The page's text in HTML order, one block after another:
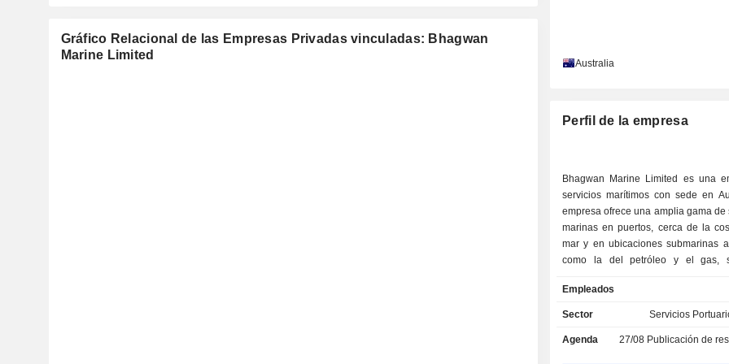
Gráfico Relacional de las Empresas Privadas vinculadas: Bhagwan
Marine Limited
Australia
Perfil de la empresa
Bhagwan Marine Limited es una
servicios marítimos con sede en
empresa ofrece una amplia gama de
marinas en puertos, cerca de la
mar y en ubicaciones submarinas
como la del petróleo y el gas,
renovables y defensa. Sus servicios
incluyen apoyo de buceo,
despliegue de equipos
Empleados
Sector Servicios
Agenda 27/08 Publicación de resultados